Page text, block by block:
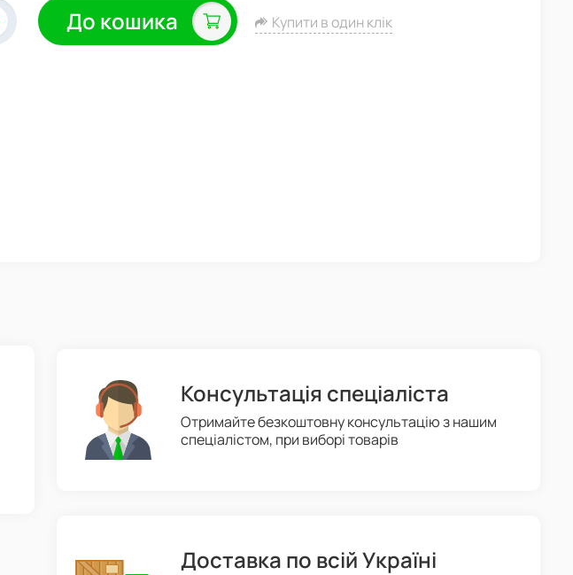
До кошика Купити в один клік
Консультація спеціаліста
Отримайте безкоштовну консультацію з нашим
спеціалістом, при виборі товарів
Доставка по всій Україні